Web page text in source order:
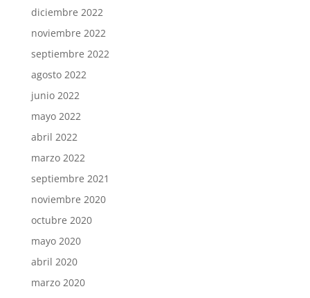
diciembre 2022
noviembre 2022
septiembre 2022
agosto 2022
junio 2022
mayo 2022
abril 2022
marzo 2022
septiembre 2021
noviembre 2020
octubre 2020
mayo 2020
abril 2020
marzo 2020